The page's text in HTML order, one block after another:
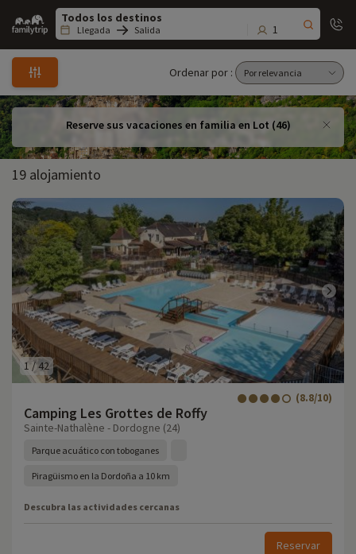
Family
trip
Llegada Salida 1
Ordenar por :
Reserve sus vacaciones en familia en Lot (46)
19 alojamiento
1/42
Camping Les Grottes de Roffy
(8.8/10)
Sainte-Nathalène - Dordogne (24)
Parque acuático con toboganes
Piragüismo en la Dordoña a 10 km
Descubra las actividades cercanas
Reservar